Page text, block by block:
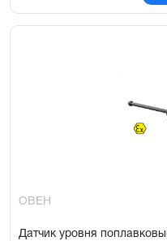
ОВЕН
Датчик уровня